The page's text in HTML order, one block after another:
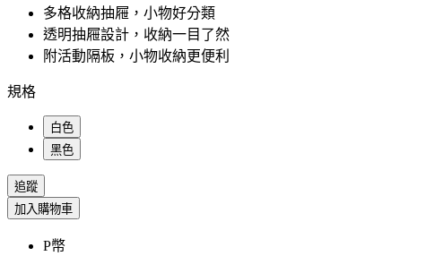
多格收納抽屜，小物好分類
透明抽屜設計，收納一目了然
附活動隔板，小物收納更便利
規格
白色
黑色
追蹤
加入購物車
P幣